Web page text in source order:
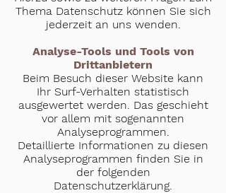
Thema Datenschutz können Sie sich
jederzeit an uns wenden.
Analyse-Tools und Tools von
Drittanbietern
Beim Besuch dieser Website kann
Ihr Surf-Verhalten statistisch
ausgewertet werden. Das geschieht
vor allem mit sogenannten
Analyseprogrammen.
Detaillierte Informationen zu diesen
Analyseprogrammen finden Sie in
der folgenden
Datenschutzerklärung.